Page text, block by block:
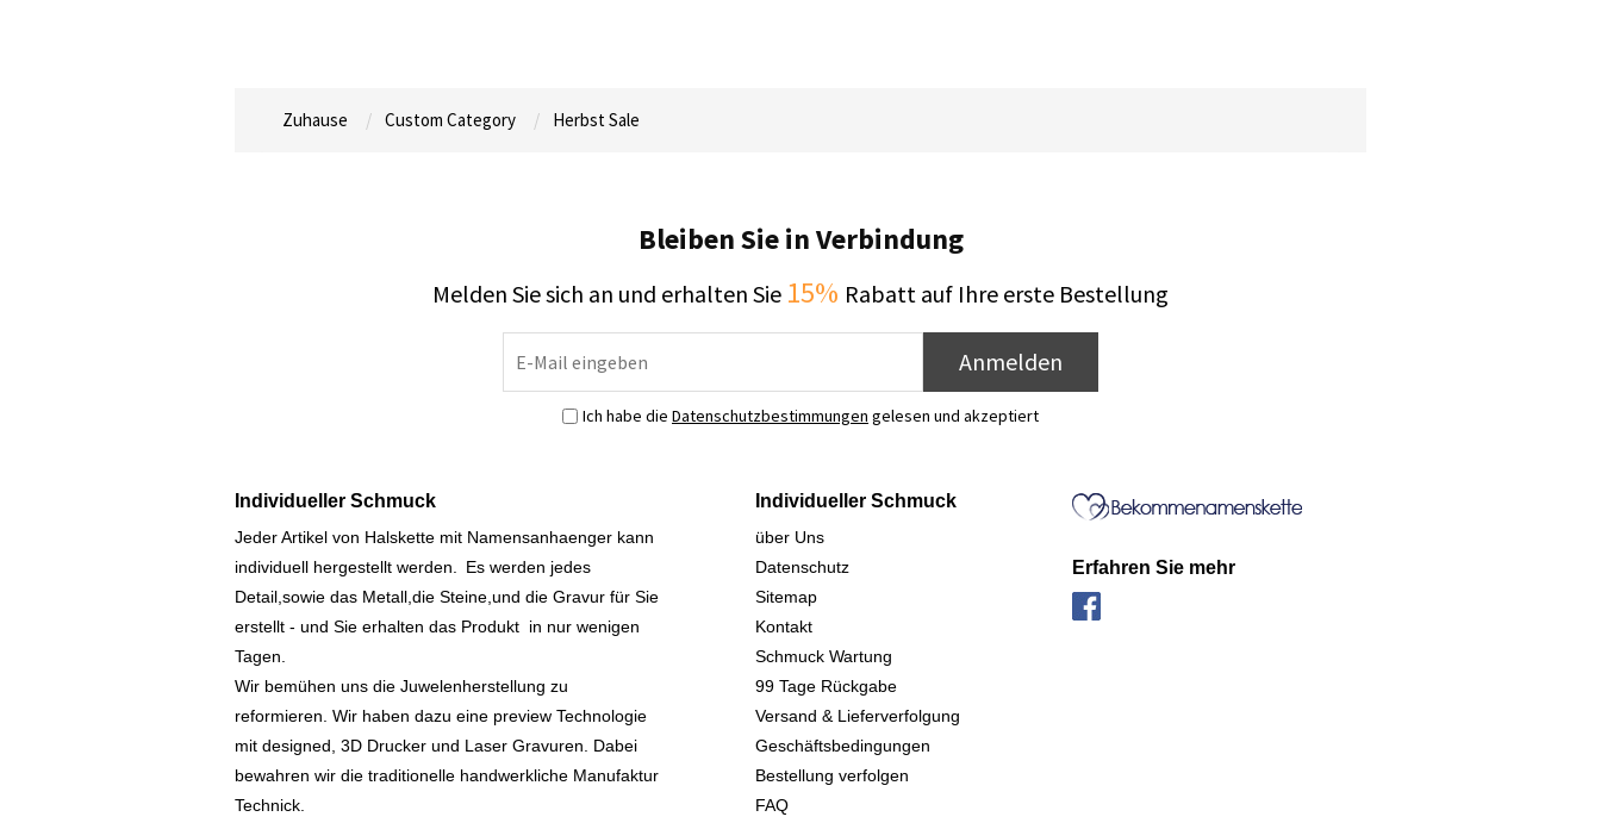
Zuhause Custom Category Herbst Sale
Bleiben Sie in Verbindung
Melden Sie sich an und erhalten Sie 15% Rabatt auf Ihre erste Bestellung
Anmelden
Ich habe die Datenschutzbestimmungen gelesen und akzeptiert
Individueller Schmuck
Jeder Artikel von Halskette mit Namensanhaenger kann
individuell hergestellt werden.
Es werden jedes
Detail,sowie das Metall,die Steine,und die Gravur für Sie
erstellt - und Sie erhalten das Produkt in nur wenigen
Tagen.
Wir bemühen uns die Juwelenherstellung zu
reformieren. Wir haben dazu eine preview Technologie
mit designed, 3D Drucker und Laser Gravuren. Dabei
bewahren wir die traditionelle handwerkliche Manufaktur
Technick.
Individueller Schmuck
über Uns
Datenschutz
Sitemap
Kontakt
Schmuck Wartung
99 Tage Rückgabe
Versand & Lieferverfolgung
Geschäftsbedingungen
Bestellung verfolgen
FAQ
Erfahren Sie mehr